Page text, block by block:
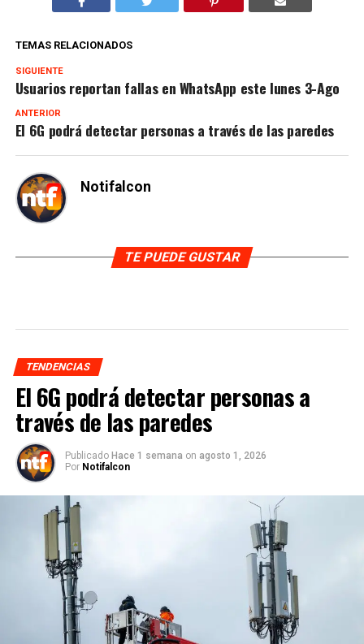
TEMAS RELACIONADOS
SIGUIENTE
Usuarios reportan fallas en WhatsApp este lunes 3-Ago
ANTERIOR
El 6G podrá detectar personas a través de las paredes
Notifalcon
TE PUEDE GUSTAR
TENDENCIAS
El 6G podrá detectar personas a
través de las paredes
Publicado Hace 1 semana on agosto 1, 2026
Por Notifalcon